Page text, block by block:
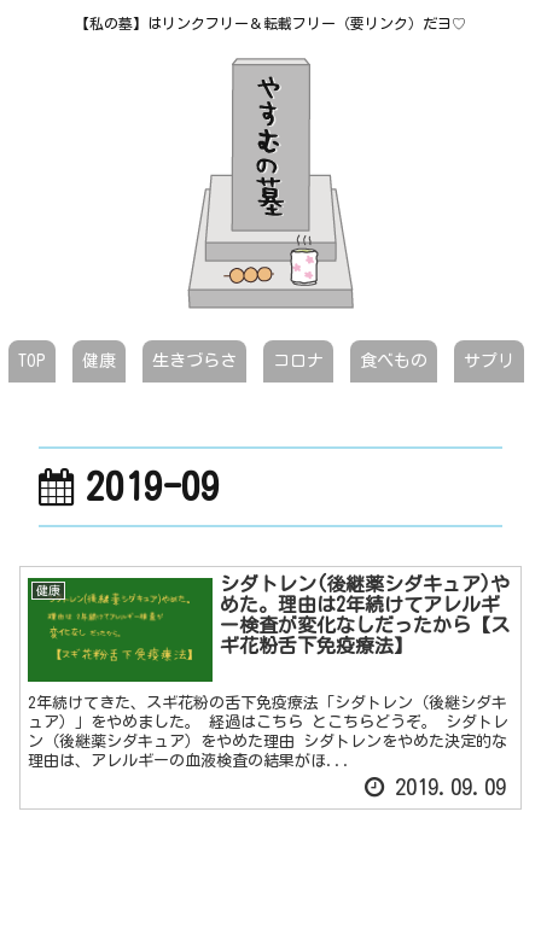
【私の墓】はリンクフリー＆転載フリー（要リンク）だヨ♡
TOP 健康 生きづらさ コロナ 食べもの サプリ
2019-09
健康
シダトレン(後継薬シダキュア)や
めた。理由は2年続けてアレルギ
ー検査が変化なしだったから【ス
ギ花粉舌下免疫療法】
2年続けてきた、スギ花粉の舌下免疫療法「シダトレン（後継シダキ
ュア）」をやめました。 経過はこちら とこちらどうぞ。 シダトレ
ン（後継薬シダキュア）をやめた理由 シダトレンをやめた決定的な
理由は、アレルギーの血液検査の結果がほ...
2019.09.09